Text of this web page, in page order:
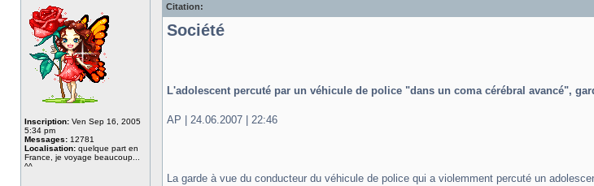
Inscription: Ven Sep 16, 2005
5:34 pm
Messages: 12781
Localisation: quelque part en
France, je voyage beaucoup...
^^
Citation:
Société
L'adolescent percuté par un véhicule de police "dans un coma cérébral avancé",
AP | 24.06.2007 | 22:46
La garde à vue du conducteur du véhicule de police qui a violemment percuté un